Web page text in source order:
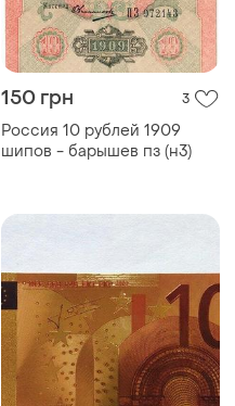
150 грн 3
Россия 10 рублей 1909
шипов - барышев пз (н3)